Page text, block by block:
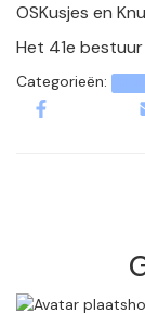
OSKusjes en
Het 41e bestuur
Categorieën: